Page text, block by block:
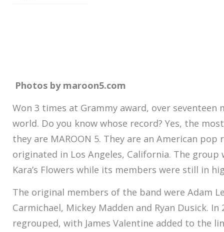
Photos by maroon5.com
Won 3 times at Grammy award, over seventeen
world. Do you know whose record? Yes, the
they are MAROON 5. They are an American
originated in Los Angeles, California. The group
Kara’s Flowers while its members were still in
The original members of the band were Adam
Carmichael, Mickey Madden and Ryan Dusick. In
regrouped, with James Valentine added to the